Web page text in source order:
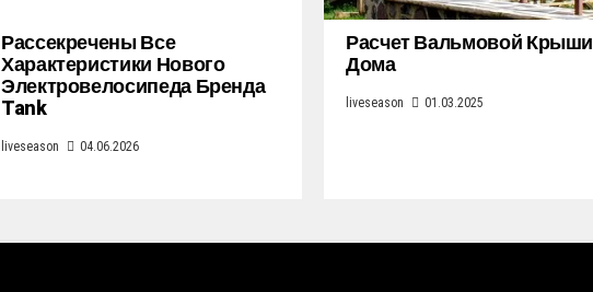
Рассекречены Все
Характеристики Нового
Электровелосипеда Бренда
Tank
liveseason 04.06.2026
Расчет Вальмовой Крыши
Дома
liveseason 01.03.2025